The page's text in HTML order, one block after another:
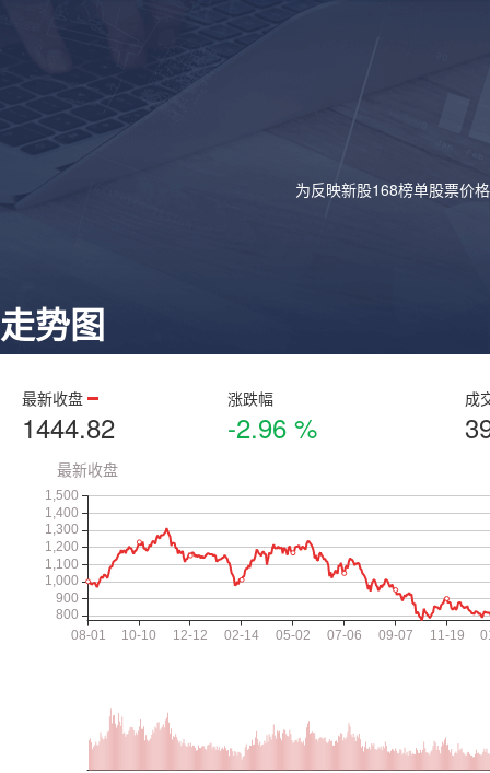
为反映新股168榜单股票价
走势图
最新收盘
1444.82
涨跌幅
-2.96 %
成